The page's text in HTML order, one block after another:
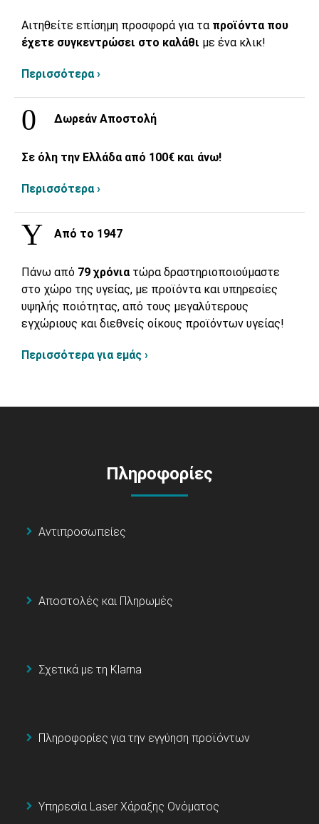
Αιτηθείτε επίσημη προσφορά για τα προϊόντα που
έχετε συγκεντρώσει στο καλάθι με ένα κλικ!
Περισσότερα ›
Δωρεάν Αποστολή
Σε όλη την Ελλάδα από 100€ και άνω!
Περισσότερα ›
Από το 1947
Πάνω από 79 χρόνια τώρα δραστηριοποιούμαστε
στο χώρο της υγείας, με προϊόντα και υπηρεσίες
υψηλής ποιότητας, από τους μεγαλύτερους
εγχώριους και διεθνείς οίκους προϊόντων υγείας!
Περισσότερα για εμάς ›
Πληροφορίες
Αντιπροσωπείες
Αποστολές και Πληρωμές
Σχετικά με τη Klarna
Πληροφορίες για την εγγύηση προϊόντων
Υπηρεσία Laser Χάραξης Ονόματος